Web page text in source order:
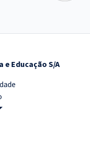
e Educação S/A